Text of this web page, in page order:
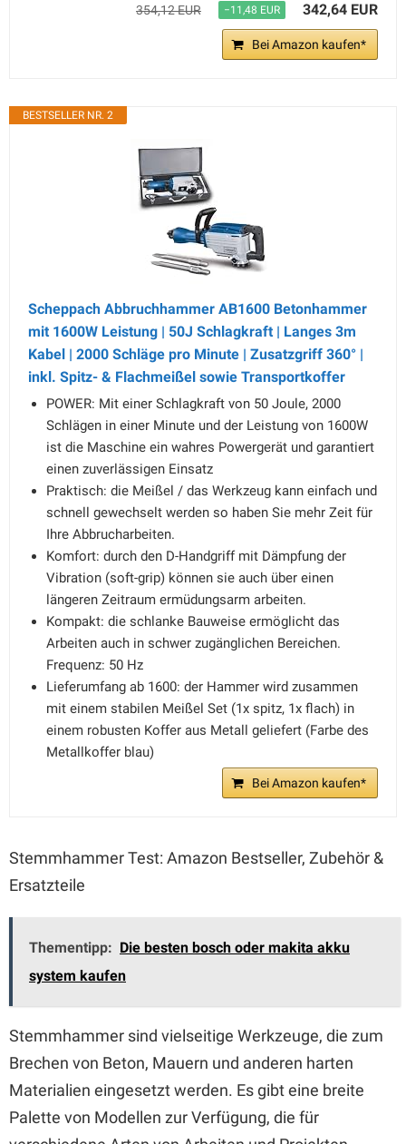
354,12 EUR −11,48 EUR 342,64 EUR
Bei Amazon kaufen*
BESTSELLER NR. 2
Scheppach Abbruchhammer AB1600 Betonhammer
mit 1600W Leistung | 50J Schlagkraft | Langes 3m
Kabel | 2000 Schläge pro Minute | Zusatzgriff 360° |
inkl. Spitz- & Flachmeißel sowie Transportkoffer
POWER: Mit einer Schlagkraft von 50 Joule, 2000
Schlägen in einer Minute und der Leistung von 1600W
ist die Maschine ein wahres Powergerät und garantiert
einen zuverlässigen Einsatz
Praktisch: die Meißel / das Werkzeug kann einfach und
schnell gewechselt werden so haben Sie mehr Zeit für
Ihre Abbrucharbeiten.
Komfort: durch den D-Handgriff mit Dämpfung der
Vibration (soft-grip) können sie auch über einen
längeren Zeitraum ermüdungsarm arbeiten.
Kompakt: die schlanke Bauweise ermöglicht das
Arbeiten auch in schwer zugänglichen Bereichen.
Frequenz: 50 Hz
Lieferumfang ab 1600: der Hammer wird zusammen
mit einem stabilen Meißel Set (1x spitz, 1x flach) in
einem robusten Koffer aus Metall geliefert (Farbe des
Metallkoffer blau)
Bei Amazon kaufen*
Stemmhammer Test: Amazon Bestseller, Zubehör &
Ersatzteile
Thementipp: Die besten bosch oder makita akku
system kaufen
Stemmhammer sind vielseitige Werkzeuge, die zum
Brechen von Beton, Mauern und anderen harten
Materialien eingesetzt werden. Es gibt eine breite
Palette von Modellen zur Verfügung, die für